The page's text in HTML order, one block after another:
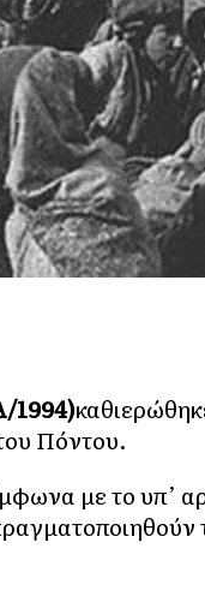
1994)
Πόντου.
με το υπ’